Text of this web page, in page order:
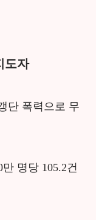
도자
단 폭력으로 무
명당 105.2건